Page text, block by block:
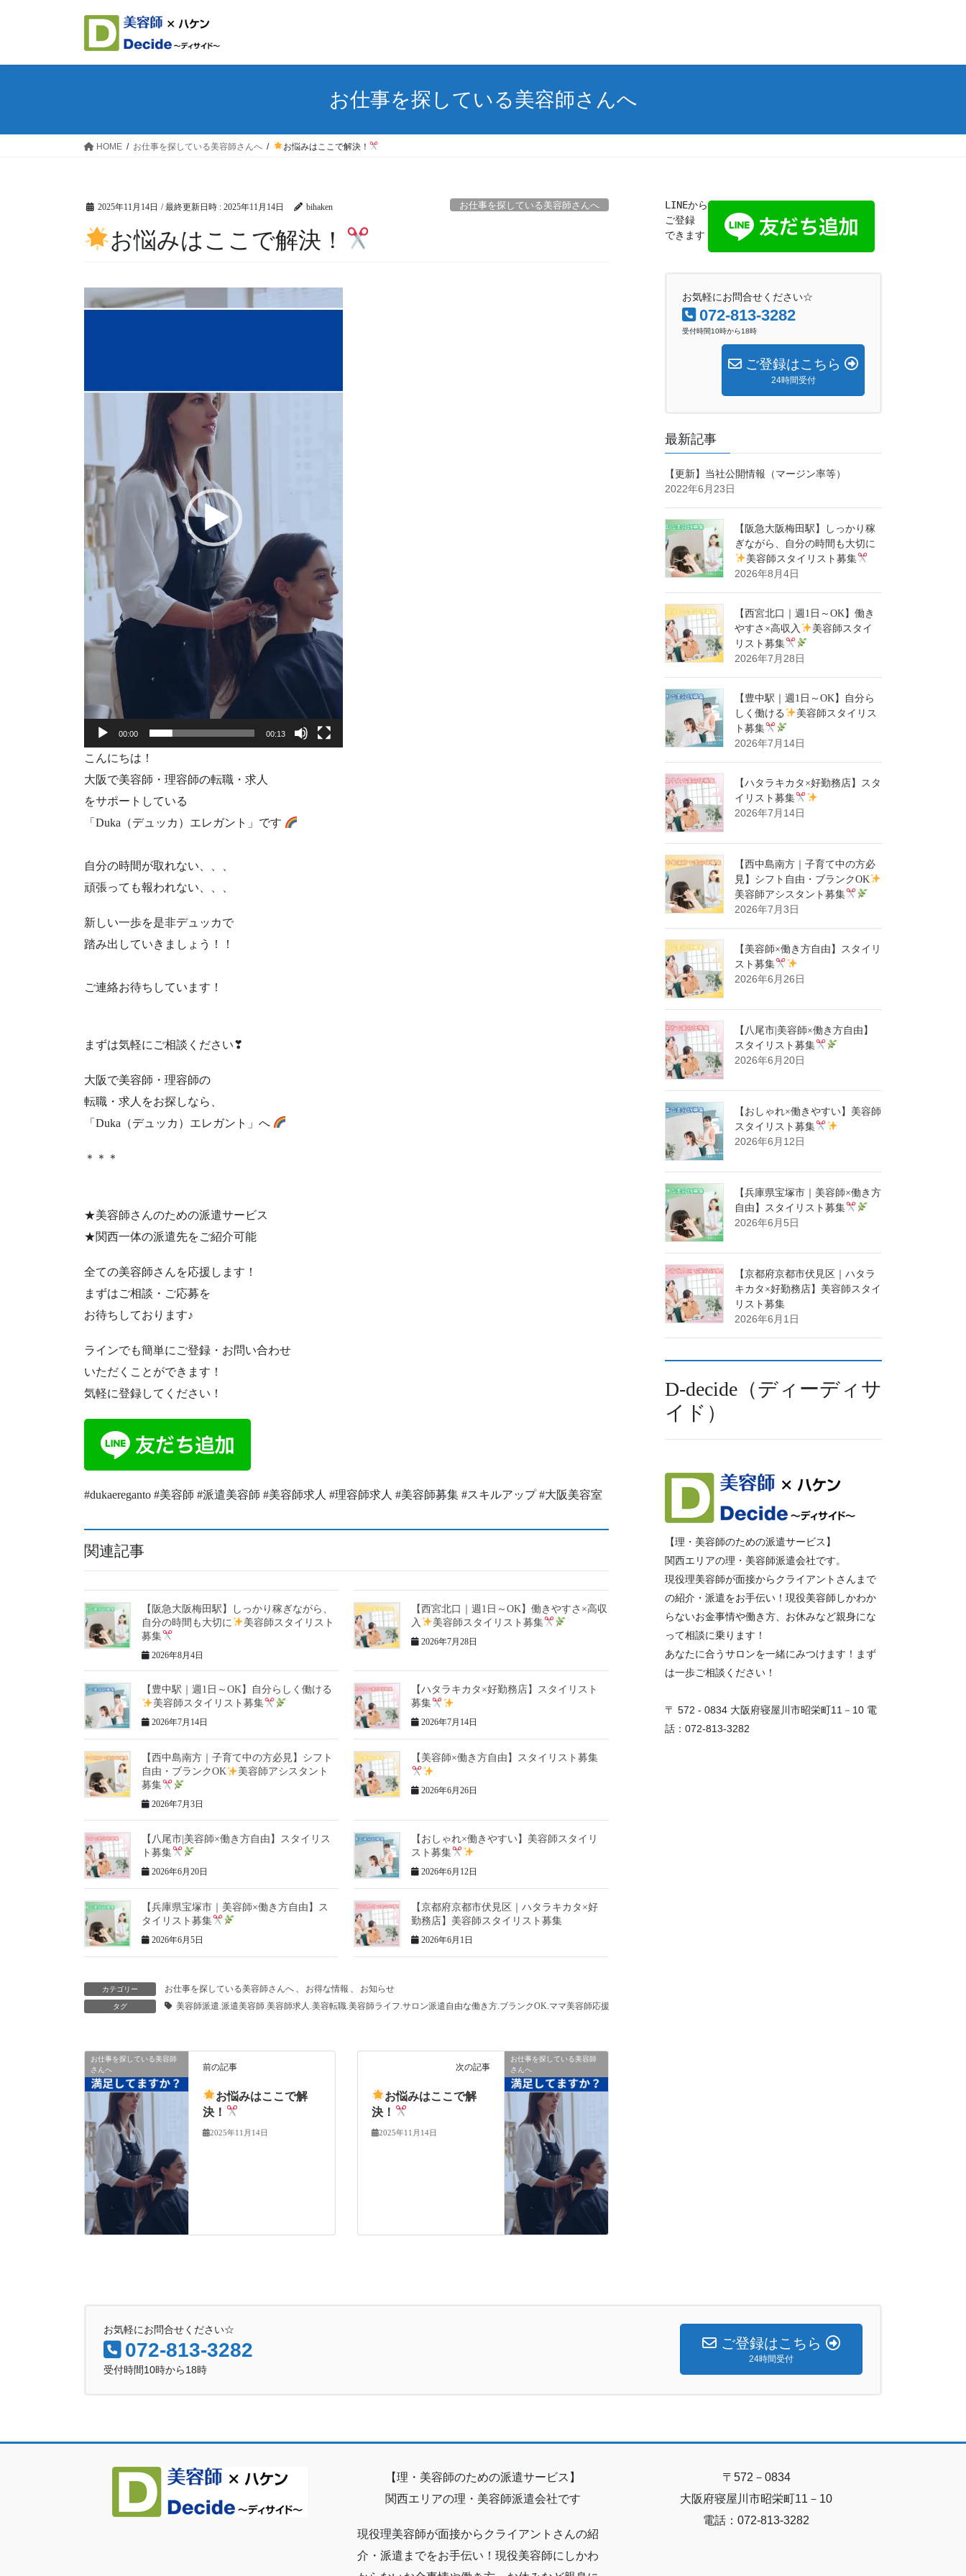
お仕事を探している美容師さんへ
HOME お仕事を探している美容師さんへ お悩みはここで解決！
2025年11月14日 / 最終更新日時 : 2025年11月14日 bihaken お仕事を探している美容師さんへ
お悩みはここで解決！
動
画
00:00 00:13
こんにちは！
大阪で美容師・理容師の転職・求人
をサポートしている
「Duka（デュッカ）エレガント」です
自分の時間が取れない、、、
頑張っても報われない、、、
新しい一歩を是非デュッカで
踏み出していきましょう！！
ご連絡お待ちしています！
まずは気軽にご相談ください❣
大阪で美容師・理容師の
転職・求人をお探しなら、
「Duka（デュッカ）エレガント」へ
＊＊＊
★美容師さんのための派遣サービス
★関西一体の派遣先をご紹介可能
全ての美容師さんを応援します！
まずはご相談・ご応募を
お待ちしております♪
ラインでも簡単にご登録・お問い合わせ
いただくことができます！
気軽に登録してください！
#dukaereganto #美容師 #派遣美容師 #美容師求人 #理容師求人 #美容師募集 #スキルアップ #大阪美容室
関連記事
【阪急大阪梅田駅】しっかり稼ぎながら、
自分の時間も大切に
美容師スタイリスト
募集
2026年8月4日
【西宮北口｜週1日～OK】働きやすさ×高収
入
美容師スタイリスト募集
2026年7月28日
【豊中駅｜週1日～OK】自分らしく働ける
美容師スタイリスト募集
2026年7月14日
【ハタラキカタ×好勤務店】スタイリスト
募集
2026年7月14日
【西中島南方｜子育て中の方必見】シフト
自由・ブランクOK
美容師アシスタント
募集
2026年7月3日
【美容師×働き方自由】スタイリスト募集
2026年6月26日
【八尾市|美容師×働き方自由】スタイリス
ト募集
2026年6月20日
【おしゃれ×働きやすい】美容師スタイリ
スト募集
2026年6月12日
【兵庫県宝塚市｜美容師×働き方自由】ス
タイリスト募集
2026年6月5日
【京都府京都市伏見区｜ハタラキカタ×好
勤務店】美容師スタイリスト募集
2026年6月1日
カテゴリー お仕事を探している美容師さんへ お得な情報 お知らせ
タグ 美容師派遣.派遣美容師.美容師求人.美容転職.美容師ライフ.サロン派遣自由な働き方.ブランクOK.ママ美容師応援.大阪美容師求人.派遣スタッフ募集.時短勤務OK.美容師復帰.美容師キャリア.美容室求人.美
お仕事を探している美容師
さんへ
前の記事
お悩みはここで解
決！
2025年11月14日
お仕事を探している美容師
さんへ
次の記事
お悩みはここで解
決！
2025年11月14日
LINEから
ご登録
できます
お気軽にお問合せください☆
072-813-3282
受付時間10時から18時
ご登録はこちら
24時間受付
最新記事
【更新】当社公開情報（マージン率等）
2022年6月23日
【阪急大阪梅田駅】しっかり稼
ぎながら、自分の時間も大切に
美容師スタイリスト募集
2026年8月4日
【西宮北口｜週1日～OK】働き
やすさ×高収入
美容師スタイ
リスト募集
2026年7月28日
【豊中駅｜週1日～OK】自分ら
しく働ける
美容師スタイリス
ト募集
2026年7月14日
【ハタラキカタ×好勤務店】スタ
イリスト募集
2026年7月14日
【西中島南方｜子育て中の方必
見】シフト自由・ブランクOK
美容師アシスタント募集
2026年7月3日
【美容師×働き方自由】スタイリ
スト募集
2026年6月26日
【八尾市|美容師×働き方自由】
スタイリスト募集
2026年6月20日
【おしゃれ×働きやすい】美容師
スタイリスト募集
2026年6月12日
【兵庫県宝塚市｜美容師×働き方
自由】スタイリスト募集
2026年6月5日
【京都府京都市伏見区｜ハタラ
キカタ×好勤務店】美容師スタイ
リスト募集
2026年6月1日
D-decide（ディーディサ
イド）
【理・美容師のための派遣サービス】
関西エリアの理・美容師派遣会社です。
現役理美容師が面接からクライアントさんまで
の紹介・派遣をお手伝い！現役美容師しかわか
らないお金事情や働き方、お休みなど親身にな
って相談に乗ります！
あなたに合うサロンを一緒にみつけます！まず
は一歩ご相談ください！
〒 572 - 0834 大阪府寝屋川市昭栄町11－10 電
話：072-813-3282
お気軽にお問合せください☆
072-813-3282
受付時間10時から18時
ご登録はこちら
24時間受付
【理・美容師のための派遣サービス】
関西エリアの理・美容師派遣会社です
現役理美容師が面接からクライアントさんの紹
介・派遣までをお手伝い！現役美容師にしかわ
〒572－0834
大阪府寝屋川市昭栄町11－10
電話：072-813-3282